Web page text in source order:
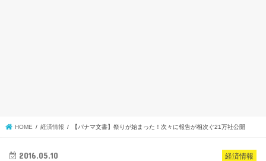
HOME 経済情報 【パナマ文書】祭りが始まった！次々に報告が相次ぐ21万社公開
経済情報
2016.05.10